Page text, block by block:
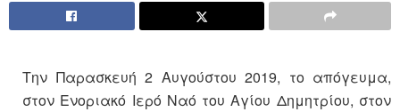
Την Παρασκευή 2 Αυγούστου 2019, το απόγευμα,
στον Ενοριακό Ιερό Ναό του Αγίου Δημητρίου, στον